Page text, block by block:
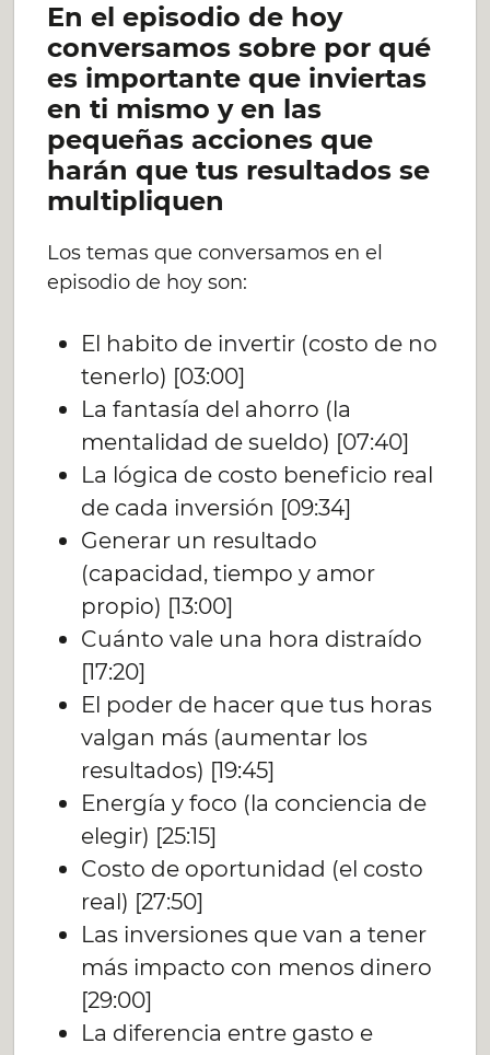
En el episodio de hoy
conversamos sobre por qué
es importante que inviertas
en ti mismo y en las
pequeñas acciones que
harán que tus resultados se
multipliquen
Los temas que conversamos en el
episodio de hoy son:
El habito de invertir (costo de no
tenerlo) [03:00]
La fantasía del ahorro (la
mentalidad de sueldo) [07:40]
La lógica de costo beneficio real
de cada inversión [09:34]
Generar un resultado
(capacidad, tiempo y amor
propio) [13:00]
Cuánto vale una hora distraído
[17:20]
El poder de hacer que tus horas
valgan más (aumentar los
resultados) [19:45]
Energía y foco (la conciencia de
elegir) [25:15]
Costo de oportunidad (el costo
real) [27:50]
Las inversiones que van a tener
más impacto con menos dinero
[29:00]
La diferencia entre gasto e